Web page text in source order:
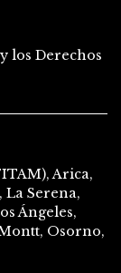
los Derechos
Arica,
La Serena,
Ángeles,
Osorno,